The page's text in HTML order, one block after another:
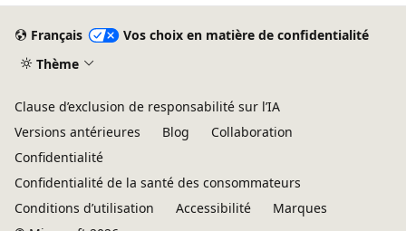
Français
Vos choix en matière de confidentialité
Thème
Clause d’exclusion de responsabilité sur l’IA
Versions antérieures
Blog
Collaboration
Confidentialité
Confidentialité de la santé des consommateurs
Conditions d’utilisation
Accessibilité
Marques